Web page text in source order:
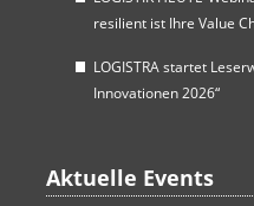
resilient ist Ihre Value
LOGISTRA startet
Innovationen 2026“
Aktuelle Events